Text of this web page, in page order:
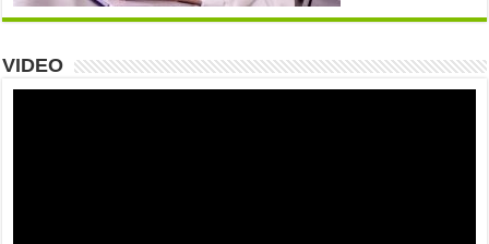
VIDEO